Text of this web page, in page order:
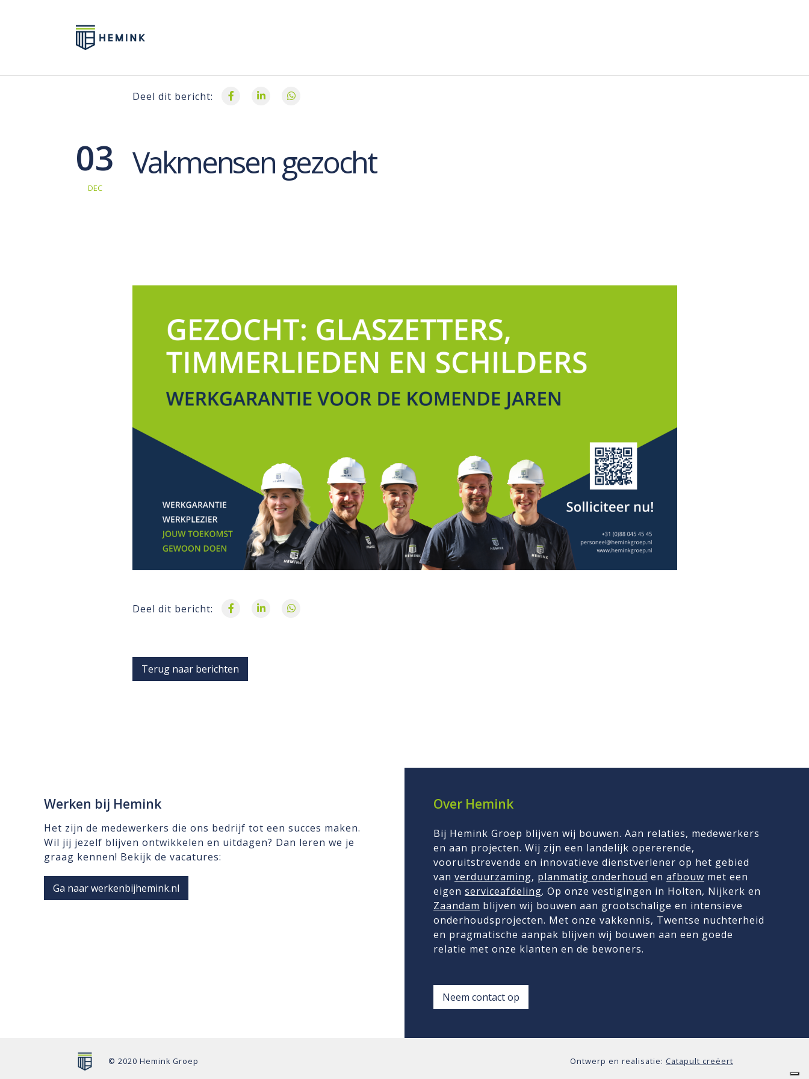
Deel dit bericht:
03
DEC
Vakmensen gezocht
Deel dit bericht:
Terug naar berichten
Werken bij Hemink
Het zijn de medewerkers die ons bedrijf tot een succes maken.
Wil jij jezelf blijven ontwikkelen en uitdagen? Dan leren we je
graag kennen! Bekijk de vacatures:
Ga naar werkenbijhemink.nl
Over Hemink
Bij Hemink Groep blijven wij bouwen. Aan relaties, medewerkers
en aan projecten. Wij zijn een landelijk opererende,
vooruitstrevende en innovatieve dienstverlener op het gebied
van verduurzaming, planmatig onderhoud en afbouw met een
eigen serviceafdeling. Op onze vestigingen in Holten, Nijkerk en
Zaandam blijven wij bouwen aan grootschalige en intensieve
onderhoudsprojecten. Met onze vakkennis, Twentse nuchterheid
en pragmatische aanpak blijven wij bouwen aan een goede
relatie met onze klanten en de bewoners.
Neem contact op
© 2020 Hemink Groep Ontwerp en realisatie: Catapult creëert